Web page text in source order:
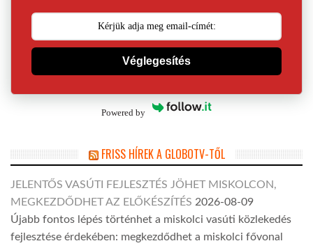
Véglegesítés
Powered by
FRISS HÍREK A GLOBOTV-TŐL
JELENTŐS VASÚTI FEJLESZTÉS JÖHET MISKOLCON,
MEGKEZDŐDHET AZ ELŐKÉSZÍTÉS 2026-08-09
Újabb fontos lépés történhet a miskolci vasúti közlekedés
fejlesztése érdekében: megkezdődhet a miskolci fővonal